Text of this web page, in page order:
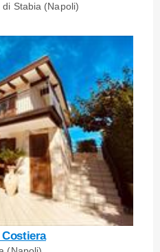
Stabia (Napoli)
Costiera